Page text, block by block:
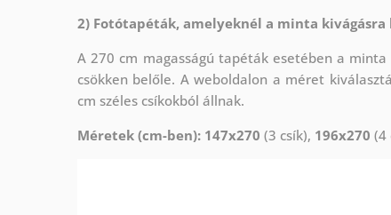
2) Fotótapéták, amelyeknél a minta kivágásra
A 270 cm magasságú tapéták esetében a
csökken belőle. A weboldalon a méret
cm széles csíkokból állnak.
Méretek (cm-ben): 147x270 (3 csík), 196x270 (4